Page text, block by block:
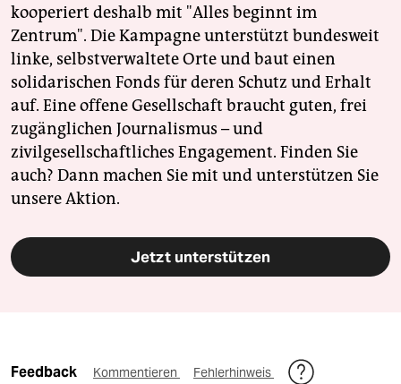
kooperiert deshalb mit "Alles beginnt im
Zentrum". Die Kampagne unterstützt bundesweit
linke, selbstverwaltete Orte und baut einen
solidarischen Fonds für deren Schutz und Erhalt
auf. Eine offene Gesellschaft braucht guten, frei
zugänglichen Journalismus – und
zivilgesellschaftliches Engagement. Finden Sie
auch? Dann machen Sie mit und unterstützen Sie
unsere Aktion.
Jetzt unterstützen
Feedback Kommentieren Fehlerhinweis